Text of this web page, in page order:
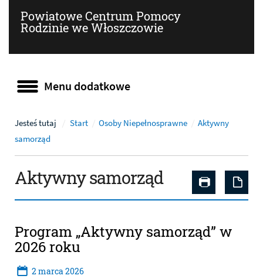
Powiatowe Centrum Pomocy
Rodzinie we Włoszczowie
Menu dodatkowe
Menu dodatkowe
Jesteś tutaj Start Osoby Niepełnosprawne
Aktywny
samorząd
Aktywny samorząd Drukuj
Artykuły
Program „Aktywny samorząd” w
2026 roku
2marca2026